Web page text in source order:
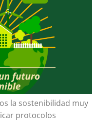
la sostenibilidad muy
protocolos